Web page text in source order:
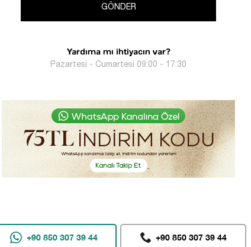
GÖNDER
Yardıma mı ihtiyacın var?
Pazartesi - Cumartesi 09:00 - 17:30
+90 850 307 39 44 +90 850 307 39 44